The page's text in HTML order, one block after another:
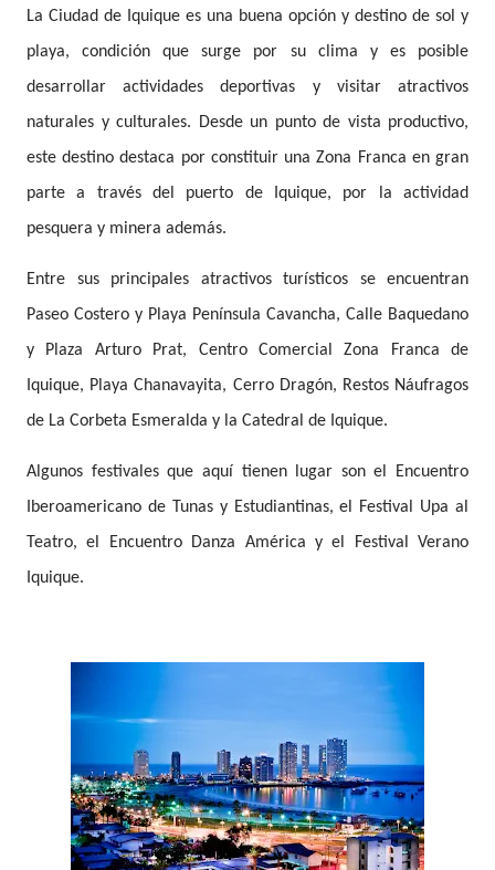
La Ciudad de Iquique es una buena opción y destino de sol y
playa, condición que surge por su clima y es posible
desarrollar actividades deportivas y visitar atractivos
naturales y culturales. Desde un punto de vista productivo,
este destino destaca por constituir una Zona Franca en gran
parte a través del puerto de Iquique, por la actividad
pesquera y minera además.
Entre sus principales atractivos turísticos se encuentran
Paseo Costero y Playa Península Cavancha, Calle Baquedano
y Plaza Arturo Prat, Centro Comercial Zona Franca de
Iquique, Playa Chanavayita, Cerro Dragón, Restos Náufragos
de La Corbeta Esmeralda y la Catedral de Iquique.
Algunos festivales que aquí tienen lugar son el Encuentro
Iberoamericano de Tunas y Estudiantinas, el Festival Upa al
Teatro, el Encuentro Danza América y el Festival Verano
Iquique.